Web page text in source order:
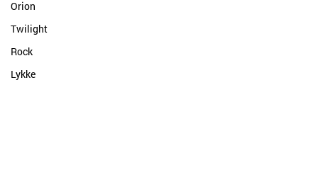
Orion
Twilight
Rock
Lykke